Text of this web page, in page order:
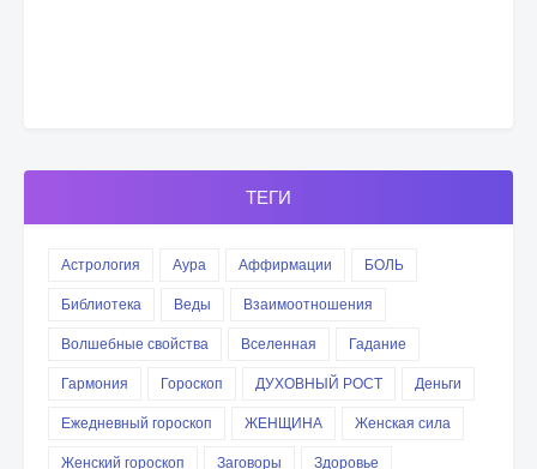
ТЕГИ
Астрология Аура Аффирмации
БОЛЬ
Библиотека
Веды
Взаимоотношения
Волшебные свойства
Вселенная
Гадание
Гармония
Гороскоп ДУХОВНЫЙ РОСТ
Деньги
Ежедневный гороскоп
ЖЕНЩИНА
Женская сила
Женский гороскоп
Заговоры
Здоровье